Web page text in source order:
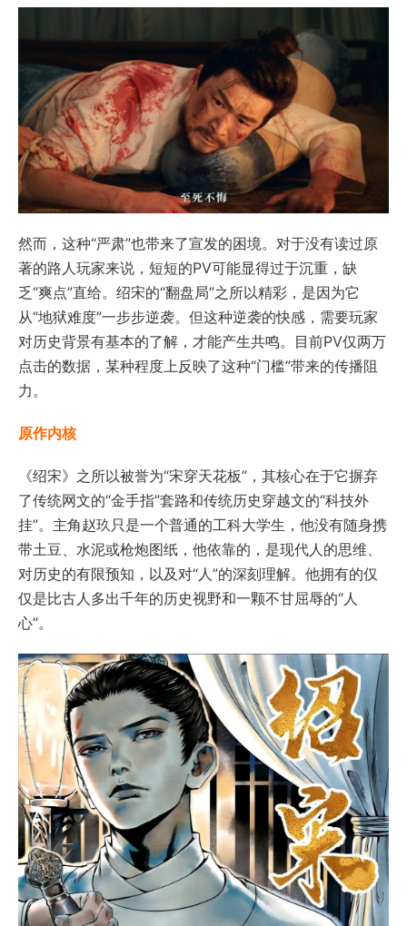
然而，这种“严肃”也带来了宣发的困境。对于没有读过原
著的路人玩家来说，短短的PV可能显得过于沉重，缺
乏“爽点”直给。绍宋的“翻盘局”之所以精彩，是因为它
从“地狱难度”一步步逆袭。但这种逆袭的快感，需要玩家
对历史背景有基本的了解，才能产生共鸣。目前PV仅两万
点击的数据，某种程度上反映了这种“门槛”带来的传播阻
力。
原作内核
《绍宋》之所以被誉为“宋穿天花板”，其核心在于它摒弃
了传统网文的“金手指”套路和传统历史穿越文的“科技外
挂”。主角赵玖只是一个普通的工科大学生，他没有随身携
带土豆、水泥或枪炮图纸，他依靠的，是现代人的思维、
对历史的有限预知，以及对“人”的深刻理解。他拥有的仅
仅是比古人多出千年的历史视野和一颗不甘屈辱的“人
心”。